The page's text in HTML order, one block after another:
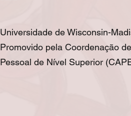
Universidade de Wisconsin-
Promovido pela Coordenação
Pessoal de Nível Superior